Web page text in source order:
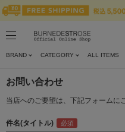
BRAND CATEGORY ALL ITEMS
お問い合わせ
当店へのご要望は、下記フォームに
件名(タイトル)